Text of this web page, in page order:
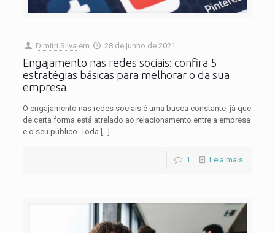
Dimitri Silva em 28 de junho de 2021
Engajamento nas redes sociais: confira 5
estratégias básicas para melhorar o da sua
empresa
O engajamento nas redes sociais é uma busca constante, já que
de certa forma está atrelado ao relacionamento entre a empresa
e o seu público. Toda […]
1 Leia mais